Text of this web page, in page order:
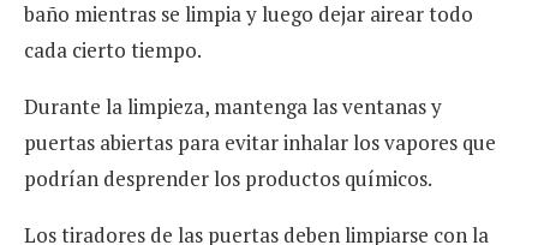
baño mientras se limpia y luego dejar airear todo
cada cierto tiempo.
Durante la limpieza, mantenga las ventanas y
puertas abiertas para evitar inhalar los vapores que
podrían desprender los productos químicos.
Los tiradores de las puertas deben limpiarse con la